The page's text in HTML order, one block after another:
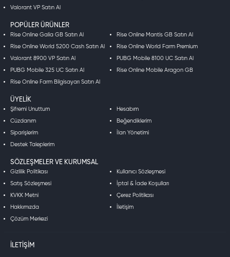
Valorant VP Satın Al
POPÜLER ÜRÜNLER
Rise Online Galia GB Satın Al Rise Online Mantis GB Satın Al
Rise Online World 5200 Cash Satın Al Rise Online World Farm Premium
Valorant 8900 VP Satın Al PUBG Mobile 8100 UC Satın Al
PUBG Mobile 325 UC Satın Al Rise Online Mobile Aragon GB
Rise Online Farm Bilgisayarı Satın Al
ÜYELIK
Şifremi Unuttum Hesabım
Cüzdanım Beğendiklerim
Siparişlerim İlan Yönetimi
Destek Taleplerim
SÖZLEŞMELER VE KURUMSAL
Gizlilik Politikası Kullanıcı Sözleşmesi
Satış Sözleşmesi İptal & İade Koşulları
KVKK Metni Çerez Politikası
Hakkımızda İletişim
Çözüm Merkezi
İLETIŞIM